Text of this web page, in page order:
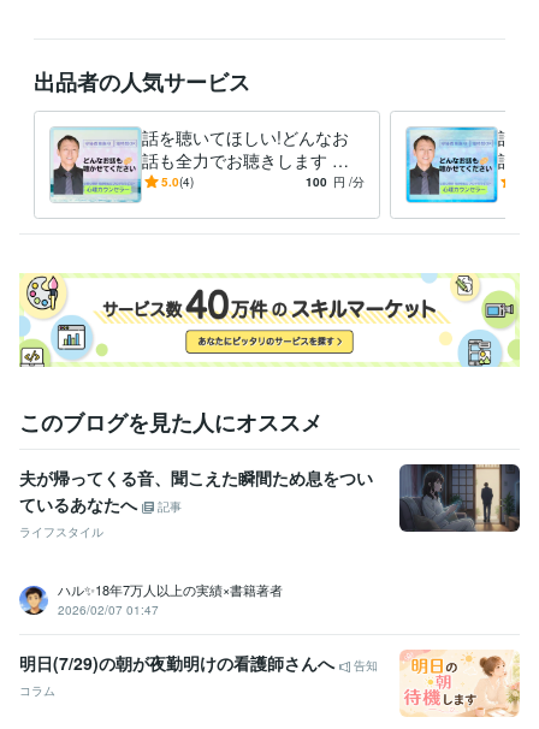
脱力して気軽にお話してください。
御縁に感謝して、
精一杯寄り添わせて頂きます。
よろしくお願いいたします☆彡
経験職種
エンジニア / 製品エンジニア（ハードウェア） 経験年数 : 12年
ライフスタイル・その他 / マッサージ師・セラピスト 経験年数 : 9年
ライフスタイル・その他 / カウンセラー・コーチ 経験年数 : 5年
職歴
某計測器メーカー 2008年3月 ~ 2020年6月
通所介護施設 2020年7月 ~ 現在
おかげさまでココナラゴールドランク受賞 おかげさまでココナラプ
ラチナランク受賞 おかげさまで実績60件突破
おかげさまで実績80
件突破 おかげさまで実績100件突破
アロマテラピーアドバイザー 取得年 : 2011年
アロマセラピスト
第一種電気工事士 取得年 : 2011年
情報処理技術者（応用情報技術者）
取得年 : 2013年
出品者の人気サービス
話を聴いてほしい!どんなお
話も全力でお聴きします 現
役生活相談員。国家資格複数
い。
5.0(4) 100 円 /分
話を
話も
役生
い。
このブログを見た人にオススメ
夫が帰ってくる音、聞こえた瞬間ため息をつい
ているあなたへ
記事
ライフスタイル
ハル✨18年7万人以上の実績×書籍著者
2026/02/07 01:47
明日(7/29)の朝が夜勤明けの看護師さんへ
告知
コラム